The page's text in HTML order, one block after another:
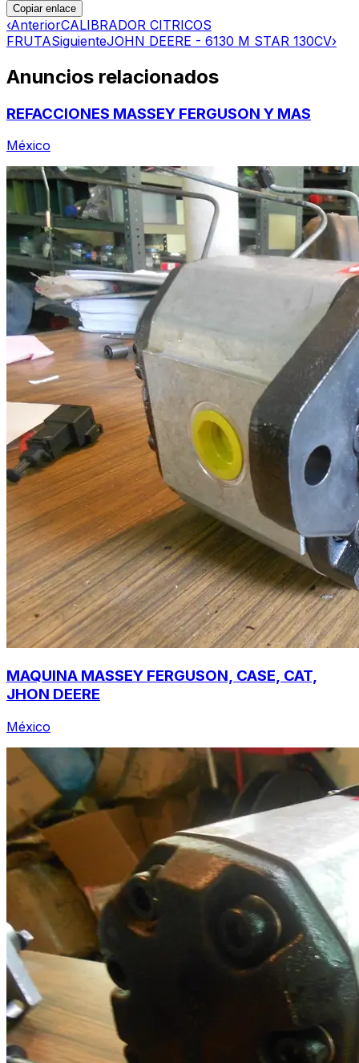
Copiar enlace
‹AnteriorCALIBRADOR CITRICOS
FRUTASiguienteJOHN DEERE - 6130 M STAR 130CV›
Anuncios relacionados
REFACCIONES MASSEY FERGUSON Y MAS
México
MAQUINA MASSEY FERGUSON, CASE, CAT,
JHON DEERE
México